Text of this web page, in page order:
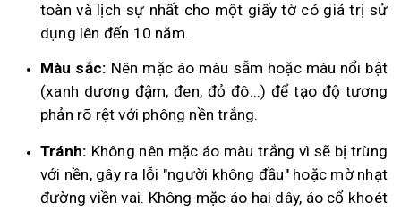
toàn và lịch sự nhất cho một giấy tờ có giá trị sử
dụng lên đến 10 năm.
Màu sắc: Nên mặc áo màu sẫm hoặc màu nổi bật
(xanh dương đậm, đen, đỏ đô...) để tạo độ tương
phản rõ rệt với phông nền trắng.
Tránh: Không nên mặc áo màu trắng vì sẽ bị trùng
với nền, gây ra lỗi "người không đầu" hoặc mờ nhạt
đường viền vai. Không mặc áo hai dây, áo cổ khoét